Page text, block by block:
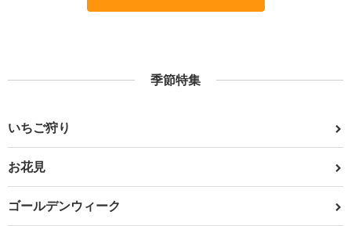
季節特集
いちご狩り
お花見
ゴールデンウィーク